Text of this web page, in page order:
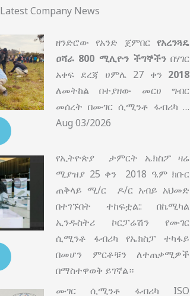
Latest Company News
ዘንድሮው የአንድ ጀምበር የአረንጓዴ
ዐሻራ 800 ሚሊዮን ችግኞችን በሃገር
አቀፍ ደረጃ ሀምሌ 27 ቀን 2018
ለመትከል በተያዘው መርሀ ግብር
መሰረት በሙገር ሲሚንቶ ፋብሪካ …
Aug 03/2026
የኢትዮጵያ ታምርት ኤክስፖ ዛሬ
ሚያዝያ 25 ቀን 2018 ዓ.ም ክቡር
ጠቅላይ ሚ/ር ዶ/ር አብይ አህመድ
በተገኙበት ተከፍቷል:: በኬሚካል
ኢንዱስትሪ ኮርፓሬሽን የሙገር
ሲሚንቶ ፋብሪካ የኤክስፓ ተካፋይ
በመሆን ምርቶቹን ለተጠቃሚዎች
በማስተዋወቅ ይገኛል።
ሙገር ሲሚንቶ ፋብሪካ ISO